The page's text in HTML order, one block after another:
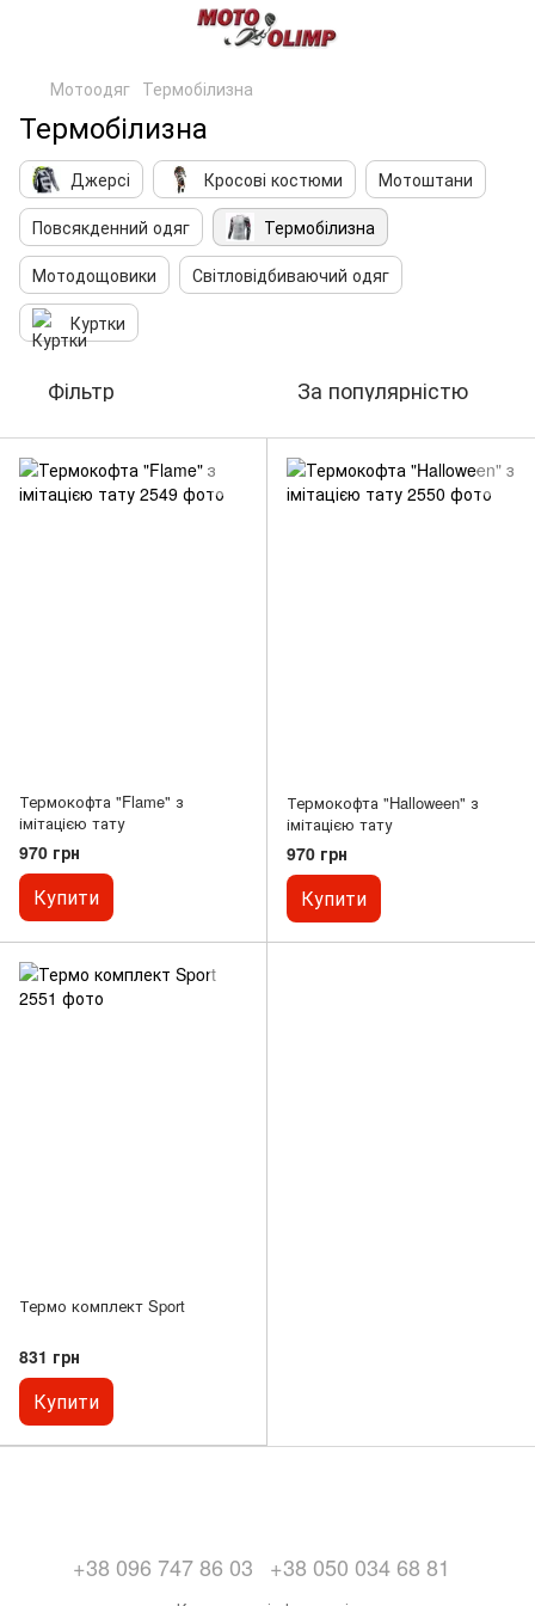
Мотоодяг Термобілизна
Термобілизна
Джерсі Кросові костюми
Мотоштани
Повсякденний одяг
Термобілизна
Мотодощовики
Світловідбиваючий одяг
Куртки
Фільтр За популярністю
Термокофта "Flame" з
імітацією тату
970 грн
Купити
Термокофта "Halloween" з
імітацією тату
970 грн
Купити
Термо комплект Sport
831 грн
Купити
+38 096 747 86 03 +38 050 034 68 81